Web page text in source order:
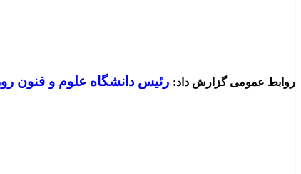
روابط عمومی گزارش داد: رئیس دانشگاه علوم و فنون